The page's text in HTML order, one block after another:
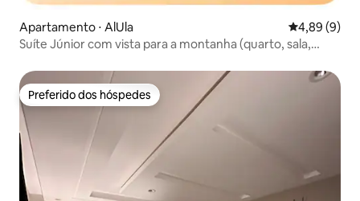
Apartamento ⋅ AlUla 4,89 de uma
4,89 (9)
Suíte Júnior com vista para a montanha (quarto, sala,
Preferido dos hóspedes
Preferido dos hóspedes